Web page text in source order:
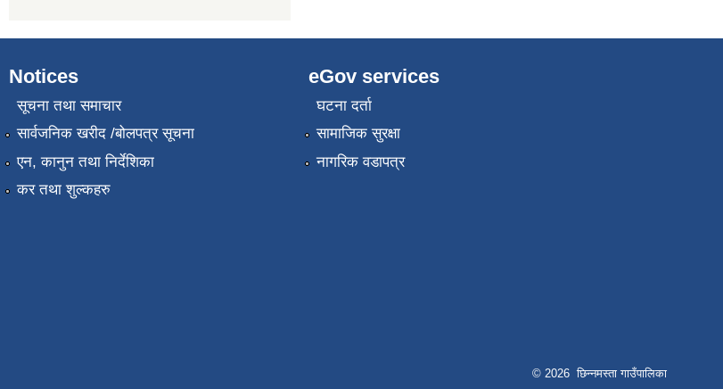
Notices
सूचना तथा समाचार
सार्वजनिक खरीद /बोलपत्र सूचना
एन, कानुन तथा निर्देशिका
कर तथा शुल्कहरु
eGov services
घटना दर्ता
सामाजिक सुरक्षा
नागरिक वडापत्र
© 2026 छिन्नमस्ता गाउँपालिका